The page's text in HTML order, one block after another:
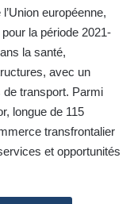
européenne,
la période 2021-
la santé,
avec un
transport. Parmi
longue de 115
transfrontalier
et opportunités